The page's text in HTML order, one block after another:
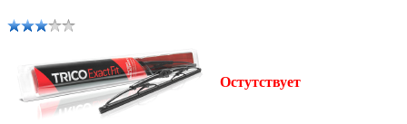
Остутствует